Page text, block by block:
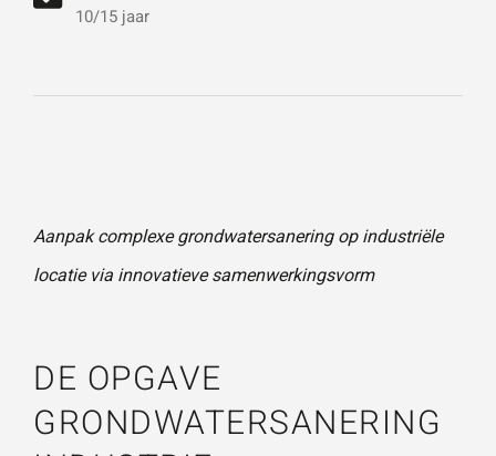
Wat is 5 + 5?*
Vraag of opmerking*
10/15 jaar
Aanpak complexe grondwatersanering op industriële
locatie via innovatieve samenwerkingsvorm
DE OPGAVE
GRONDWATERSANERING